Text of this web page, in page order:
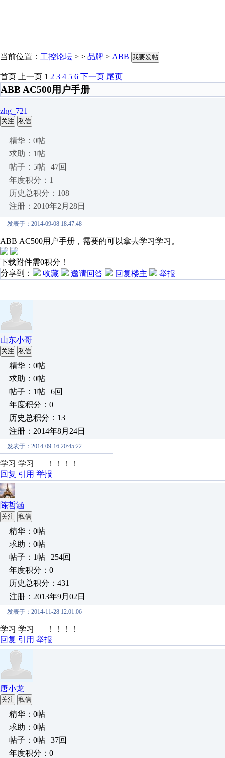
当前位置： 工控论坛 > > 品牌 > ABB 我要发帖
首页 上一页 1 2 3 4 5 6 下一页 尾页
ABB AC500用户手册
zhg_721
关注 私信
精华：0帖
求助：1帖
帖子：5帖 | 47回
年度积分：1
历史总积分：108
注册：2010年2月28日
发表于：2014-09-08 18:47:48
ABB AC500用户手册，需要的可以拿去学习学习。
下载附件需0积分！
分享到：
收藏 邀请回答 回复楼主 举报
山东小哥
关注 私信
精华：0帖
求助：0帖
帖子：1帖 | 6回
年度积分：0
历史总积分：13
注册：2014年8月24日
发表于：2014-09-16 20:45:22
学习 学习 ！！！！
回复 引用 举报
陈哲涵
关注 私信
精华：0帖
求助：0帖
帖子：1帖 | 254回
年度积分：0
历史总积分：431
注册：2013年9月02日
发表于：2014-11-28 12:01:06
学习 学习 ！！！！
回复 引用 举报
唐小龙
关注 私信
精华：0帖
求助：0帖
帖子：0帖 | 37回
年度积分：0